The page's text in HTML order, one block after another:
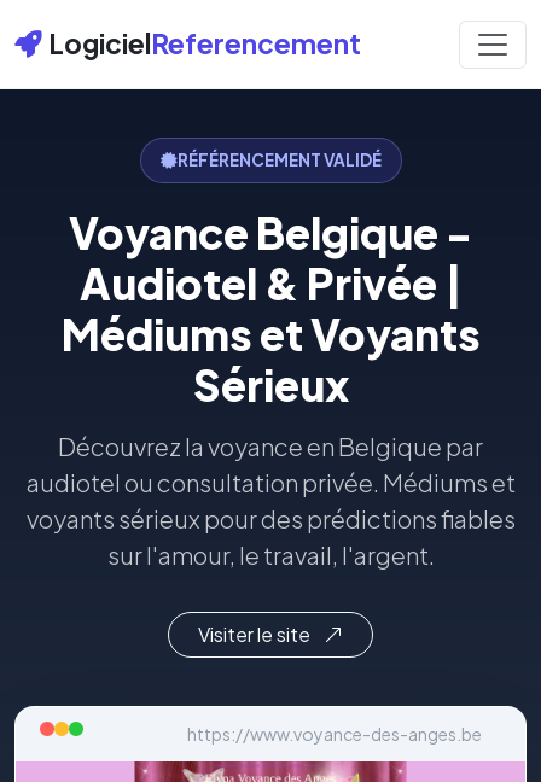
LogicielReferencement
RÉFÉRENCEMENT VALIDÉ
Voyance Belgique -
Audiotel & Privée |
Médiums et Voyants
Sérieux
Découvrez la voyance en Belgique par
audiotel ou consultation privée. Médiums et
voyants sérieux pour des prédictions fiables
sur l'amour, le travail, l'argent.
Visiter le site
https://www.voyance-des-anges.be